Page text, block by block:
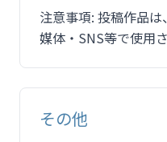
注意事項: 投稿作品
媒体・SNS等で使用
その他